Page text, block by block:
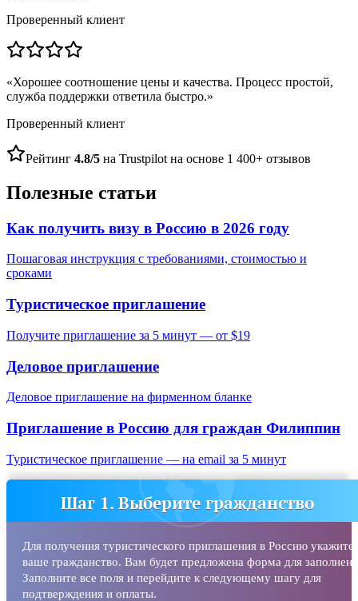
Проверенный клиент
«Хорошее соотношение цены и качества. Процесс простой,
служба поддержки ответила быстро.»
Проверенный клиент
Рейтинг 4.8/5 на Trustpilot на основе 1 400+ отзывов
Полезные статьи
Как получить визу в Россию в 2026 году
Пошаговая инструкция с требованиями, стоимостью и
сроками
Туристическое приглашение
Получите приглашение за 5 минут — от $19
Деловое приглашение
Деловое приглашение на фирменном бланке
Приглашение в Россию для граждан Филиппин
Туристическое приглашение — на email за 5 минут
Шаг 1. Выберите гражданство
Для получения туристического приглашения в Россию укажите
ваше гражданство. Вам будет предложена форма для
Заполните все поля и перейдите к следующему шагу для
подтверждения и оплаты.